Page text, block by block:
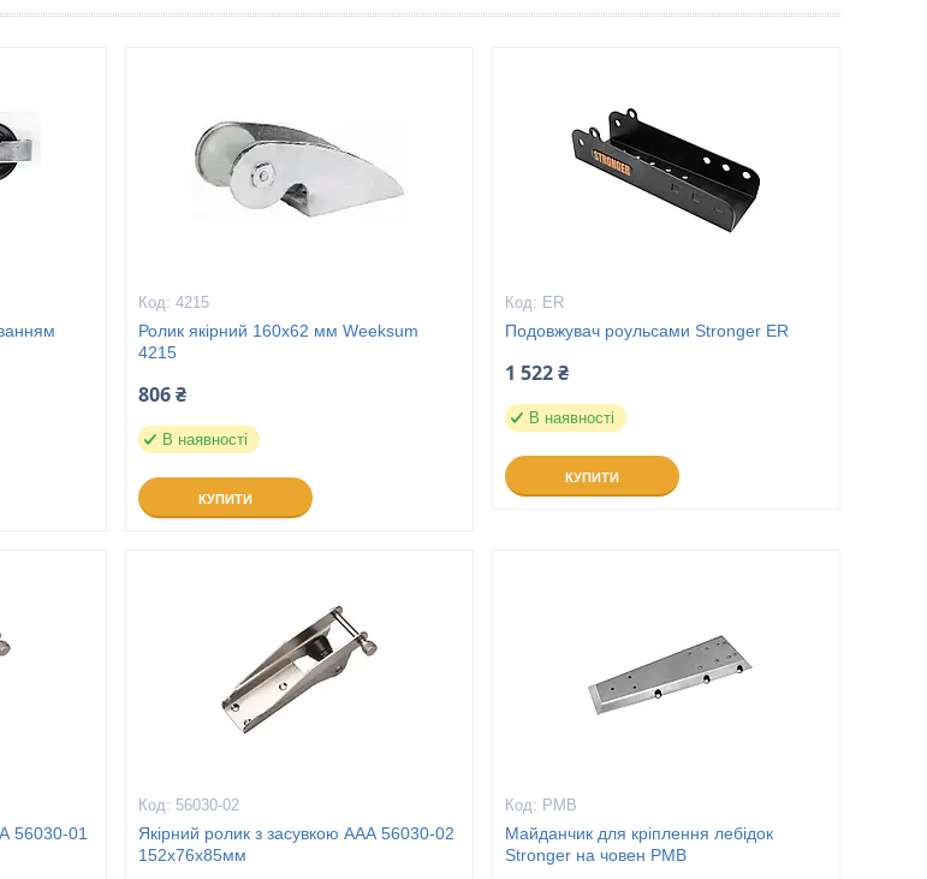
4215
Ролик якірний 160х62 мм Weeksum
4215
806 ₴
В наявності
КУПИТИ
ER
Подовжувач роульсами Stronger ER
1 522 ₴
В наявності
КУПИТИ
56030-01
56030-02
Якірний ролик з засувкою ААА 56030-02
152х76х85мм
PMB
Майданчик для кріплення лебідок
Stronger на човен PMB